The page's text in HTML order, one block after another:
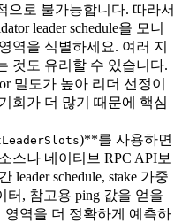
으로 불가능합니다. 따라서
leader schedule을 모니
역을 식별하세요. 여러 지
것도 유리할 수 있습니다.
밀도가 높아 리더 선정이
회가 더 많기 때문에 핵심
)**를 사용하면
스나 네이티브 RPC API보
schedule, stake 가중
터, 참고용 ping 값을 얻을
영역을 더 정확하게 예측하